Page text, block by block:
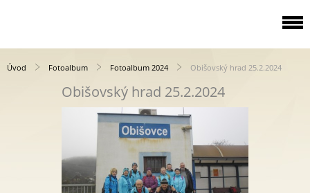
Úvod Fotoalbum Fotoalbum 2024 Obišovský hrad 25.2.2024
Obišovský hrad 25.2.2024